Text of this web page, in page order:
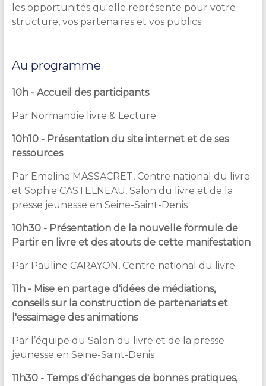
les opportunités qu'elle représente pour votre
structure, vos partenaires et vos publics.
Au programme
10h - Accueil des participants
Par Normandie livre & Lecture
10h10 - Présentation du site internet et de ses
ressources
Par Emeline MASSACRET, Centre national du livre
et Sophie CASTELNEAU, Salon du livre et de la
presse jeunesse en Seine-Saint-Denis
10h30 - Présentation de la nouvelle formule de
Partir en livre et des atouts de cette manifestation
Par Pauline CARAYON, Centre national du livre
11h - Mise en partage d'idées de médiations,
conseils sur la construction de partenariats et
l'essaimage des animations
Par l’équipe du Salon du livre et de la presse
jeunesse en Seine-Saint-Denis
11h30 - Temps d'échanges de bonnes pratiques,